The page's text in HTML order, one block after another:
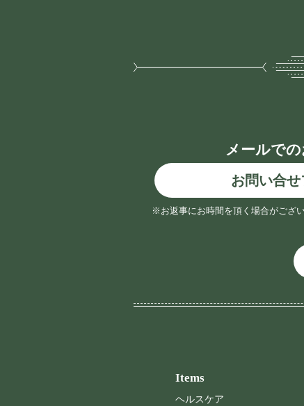
メールで
お問い合
※お返事にお時間を頂く場合がござい
Items
ヘルスケア